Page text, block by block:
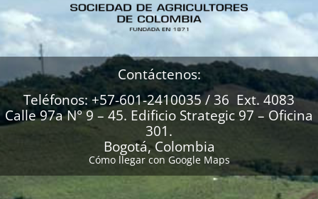
Contáctenos:
Teléfonos: +57-601-2410035 / 36 Ext. 4083
Calle 97a N° 9 – 45. Edificio Strategic 97 – Oficina
301.
Bogotá, Colombia
Cómo llegar con Google Maps